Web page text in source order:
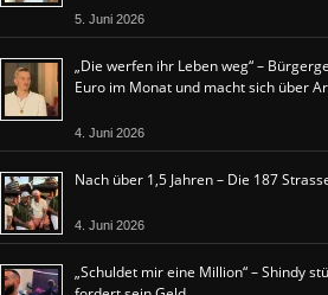
5. Juni 2026
„Die werfen ihr Leben weg“ –
Euro im Monat und macht sich über
4. Juni 2026
Nach über 1,5 Jahren – Die 187
4. Juni 2026
„Schuldet mir eine Million“ – Shindy